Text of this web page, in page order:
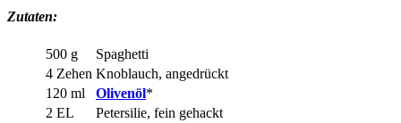
Zutaten:
500 g
Spaghetti
4 Zehen Knoblauch, angedrückt
120 ml
Olivenöl*
2 EL
Petersilie, fein gehackt